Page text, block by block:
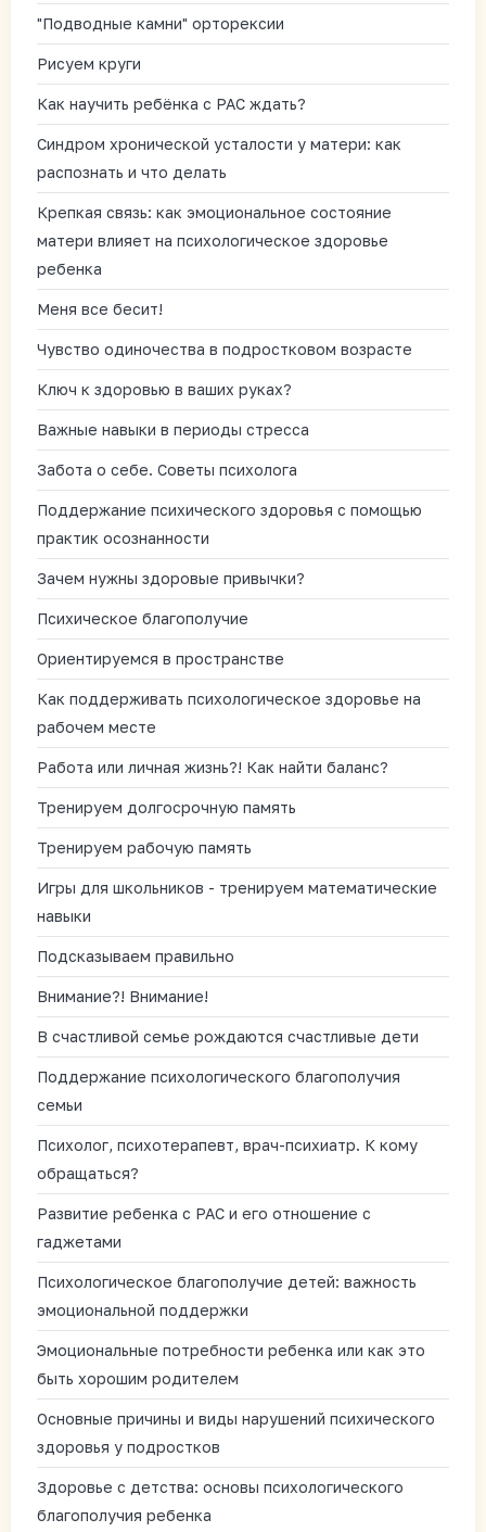
"Подводные камни" орторексии
Рисуем круги
Как научить ребёнка с РАС ждать?
Синдром хронической усталости у матери: как
распознать и что делать
Крепкая связь: как эмоциональное состояние
матери влияет на психологическое здоровье
ребенка
Меня все бесит!
Чувство одиночества в подростковом возрасте
Ключ к здоровью в ваших руках?
Важные навыки в периоды стресса
Забота о себе. Советы психолога
Поддержание психического здоровья с помощью
практик осознанности
Зачем нужны здоровые привычки?
Психическое благополучие
Ориентируемся в пространстве
Как поддерживать психологическое здоровье на
рабочем месте
Работа или личная жизнь?! Как найти баланс?
Тренируем долгосрочную память
Тренируем рабочую память
Игры для школьников - тренируем математические
навыки
Подсказываем правильно
Внимание?! Внимание!
В счастливой семье рождаются счастливые дети
Поддержание психологического благополучия
семьи
Психолог, психотерапевт, врач-психиатр. К кому
обращаться?
Развитие ребенка с РАС и его отношение с
гаджетами
Психологическое благополучие детей: важность
эмоциональной поддержки
Эмоциональные потребности ребенка или как это
быть хорошим родителем
Основные причины и виды нарушений психического
здоровья у подростков
Здоровье с детства: основы психологического
благополучия ребенка